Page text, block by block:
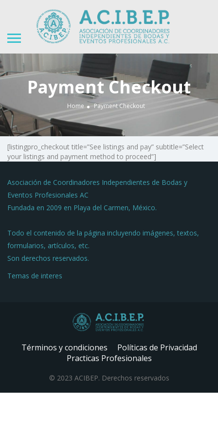
Payment Checkout
Home Payment Checkout
[listingpro_checkout title=”See listings and pay” subtitle=”Select
your listings and payment method to proceed”]
Asociación de Coordinadores Independientes de Bodas y
Eventos Profesionales AC
Fundada en 2009 en Playa del Carmen, México.
Todo el contenido de la página incluyendo imágenes, textos,
formularios, artículos, etc.
Son derechos reservados.
Temas de interes
Términos y condiciones
Políticas de Privacidad
Practicas Profesionales
© 2023 ACIBEP. Derechos reservados